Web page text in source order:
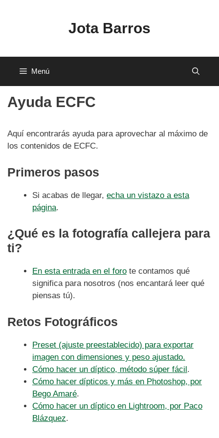
Jota Barros
Menú
Ayuda ECFC
Aquí encontrarás ayuda para aprovechar al máximo de
los contenidos de ECFC.
Primeros pasos
Si acabas de llegar, echa un vistazo a esta
página.
¿Qué es la fotografía callejera para
ti?
En esta entrada en el foro te contamos qué
significa para nosotros (nos encantará leer qué
piensas tú).
Retos Fotográficos
Preset (ajuste preestablecido) para exportar
imagen con dimensiones y peso ajustado.
Cómo hacer un díptico, método súper fácil.
Cómo hacer dípticos y más en Photoshop, por
Bego Amaré.
Cómo hacer un díptico en Lightroom, por Paco
Blázquez.